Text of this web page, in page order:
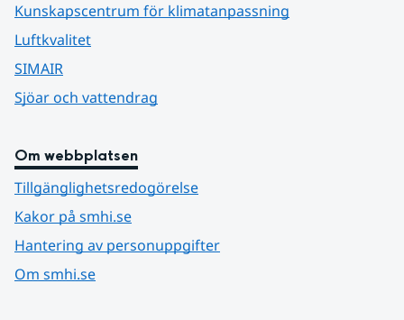
Kunskapscentrum för klimatanpassning
Luftkvalitet
SIMAIR
Sjöar och vattendrag
Om webbplatsen
Tillgänglighetsredogörelse
Kakor på smhi.se
Hantering av personuppgifter
Om smhi.se